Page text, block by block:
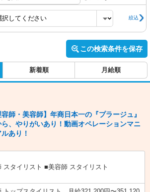
絞込
この検索条件を保存
新着順 月給順
容師・美容師】年商日本一の『プラージュ』
ら、やりがいあり！動画オペレーションマニ
あり！
スタイリスト ■美容師 スタイリスト